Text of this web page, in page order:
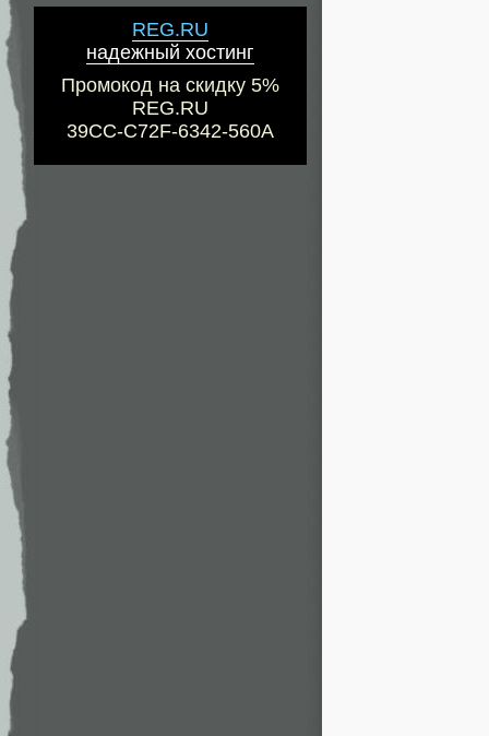
REG.RU
надежный хостинг
Промокод на скидку 5%
REG.RU
39CC-C72F-6342-560A